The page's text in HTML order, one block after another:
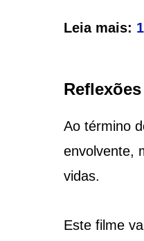
Leia mais:
Ao término
envolvente,
vidas.
Este filme